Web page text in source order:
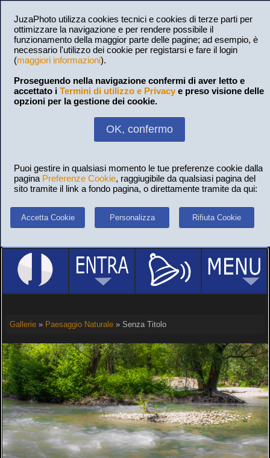
JuzaPhoto utilizza cookies tecnici e cookies di terze parti per
ottimizzare la navigazione e per rendere possibile il
funzionamento della maggior parte delle pagine; ad esempio, è
necessario l'utilizzo dei cookie per registarsi e fare il login
(maggiori informazioni).
Proseguendo nella navigazione confermi di aver letto e
accettato i Termini di utilizzo e Privacy e preso visione delle
opzioni per la gestione dei cookie.
OK, confermo
Puoi gestire in qualsiasi momento le tue preferenze cookie dalla
pagina Preferenze Cookie, raggiugibile da qualsiasi pagina del
sito tramite il link a fondo pagina, o direttamente tramite da qui:
Accetta Cookie Personalizza Rifiuta Cookie
Gallerie» Paesaggio Naturale» Senza Titolo